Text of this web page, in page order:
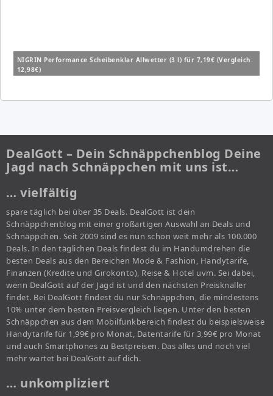
NIGRIN Performance Scheibenklar Allwetter (3 l) für 7,19€ (Vergleich:
12,98€)
DealGott – Dein Schnäppchenblog Deine
Jagd nach Schnäppchen mit uns ist…
… vielfältig
spare täglich bei über 35 Deals. DealGott ist dein
Schnäppchenblog mit einer großartigen Auswahl an Deals und
Schnäppchen. Seit 2009 sind es nun schon weit mehr als 100.000
Deals. In den täglichen Deals findest du im Handumdrehen die
besten Deals aus den Bereichen Mode & Fashion, Handytarife,
Finanzen (Kredite und Girokonto), Reise & Hotel uvm. Sei dabei,
wenn DealGott auf der Jagd ist und den nächsten Preisknaller
findet. Bei DealGott findest du nur Schnäppchen, die mindestens
10% unter dem besten Preisvergleich liegen. Unter den besten
Schnäppchen aus dem Mobilfunkbereich findest du beispielsweise
Handytarife für 1,99€ pro Monat, Datentarife für 3,99€ pro Monat
und auch Smartphones zu Bestpreisen. Das alles und noch viel
mehr wartet bei DealGott auf dich.
… unkompliziert